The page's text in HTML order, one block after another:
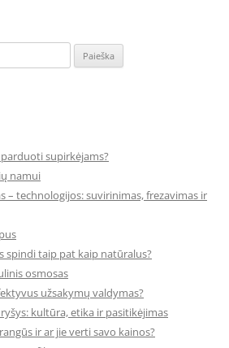
supirkėjams?
namui
– technologijos: suvirinimas, frezavimas ir
spindi taip pat kaip natūralus?
osmosas
užsakymų valdymas?
kultūra, etika ir pasitikėjimas
ir ar jie verti savo kainos?